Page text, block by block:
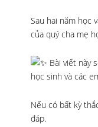
Sau hai năm học
của quý cha mẹ
Bài viết này
học sinh và các
Nếu có bất kỳ
đáp.